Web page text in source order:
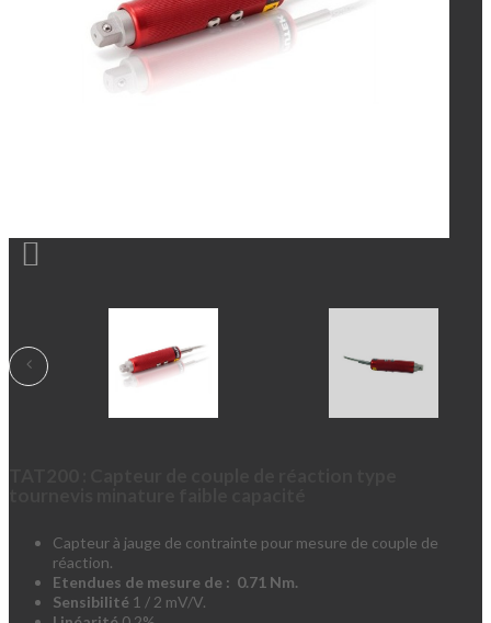

Capteur à jauge de contrainte pour mesure de couple de
réaction.
Etendues de mesure de : 0.71 Nm.
Sensibilité 1 / 2 mV/V.